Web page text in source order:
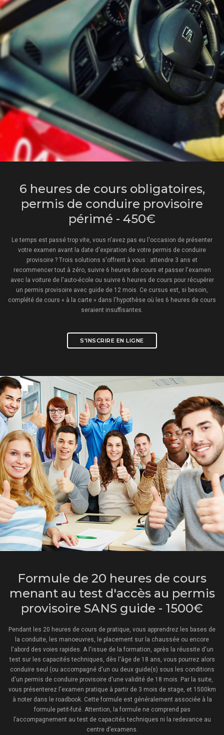
6 heures de cours obligatoires,
permis de conduire provisoire
périmé - 450€
Le temps est passé trop vite, vous n'avez pas eu l'occasion de présenter
votre examen avant la date d'expiration de votre permis de conduire
provisoire ? Trois solutions s'offrent à vous : attendre 3 ans et
recommencer tout à zéro, suivre 6 heures de cours et passer l'examen
avec la voiture de l'auto-école ou suivre 6 heures de cours pour récupérer
un permis provisoire avec guide de 12 mois. Ce cursus est, si besoin,
complété de cours « à la carte » dans l'hypothèse où les 6 heures de cours
seraient insuffisantes.
S'INSCRIRE EN LIGNE
Formule de 20 heures de cours
menant au test d'accès au permis
provisoire SANS guide - 1500€
Pendant les 20 heures de cours de pratique, vous apprendrez les bases de
la conduite, les manoeuvres, le placement sur la chaussée ou encore
l'abord des voies rapides. A l'issue de la formation, après la réussite d'un
test sur les capacités techniques, dès l'âge de 18 ans, vous pourrez alors
conduire seul (ou accompagné d'un ou deux guide(s) sous les conditions
d'un permis de conduire provisoire d'une validité de 18 mois. Par la suite,
vous présenterez l'examen pratique à partir de 3 mois de stage, et 1500km
à noter dans le roadbook. Cette formule est généralement associée à la
formule petit-futé. Attention, la formule ne comprend pas
l’accompagnement au test de capacités techniques ni la redevance au
centre d’examens.